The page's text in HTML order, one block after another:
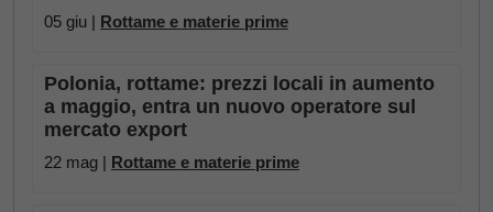
05 giu | Rottame e materie prime
Polonia, rottame: prezzi locali in aumento
a maggio, entra un nuovo operatore sul
mercato export
22 mag | Rottame e materie prime